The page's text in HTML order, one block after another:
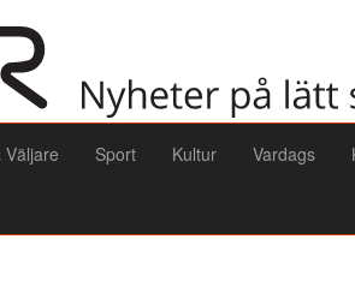
Väljare Sport Kultur Vardags